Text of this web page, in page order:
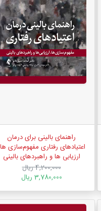
راهنمای بالینی برای درمان
اعتیادهای رفتاری مفهوم‌سازی
ارزیابی ‌ها و راهبردهای بالینی
4,200,000 ریال
3,780,000 ریال